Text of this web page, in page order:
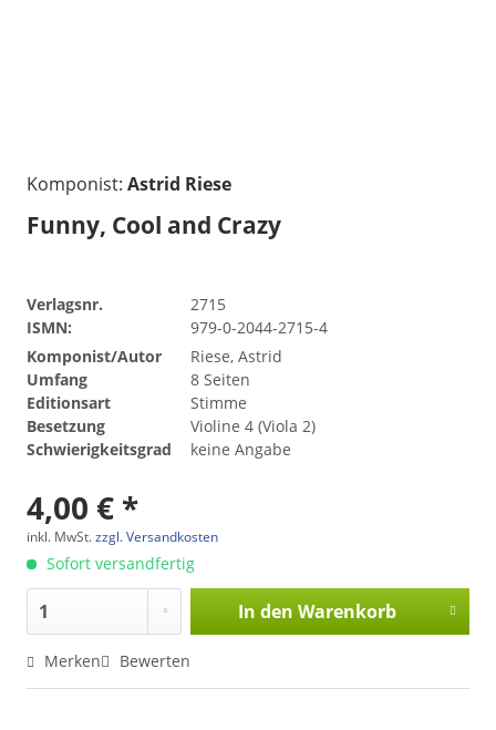
Komponist: Astrid Riese
Funny, Cool and Crazy
Verlagsnr.
2715
ISMN:
979-0-2044-2715-4
Komponist/Autor
Riese, Astrid
Umfang
8 Seiten
Editionsart
Stimme
Besetzung
Violine 4 (Viola 2)
Schwierigkeitsgrad
keine Angabe
4,00 € *
inkl. MwSt.zzgl. Versandkosten
Sofort versandfertig
In den Warenkorb
Merken Bewerten